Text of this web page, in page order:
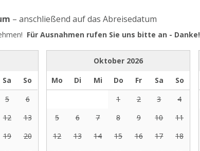
– anschließend auf das Abreisedatum
Für Ausnahmen rufen Sie uns bitte an - Danke!
Sa
So
5
6
12
13
19
20
Oktober 2026
Mo
Di Mi Do Fr Sa
So
1
2 3
4
5
6 7 8 9 10
11
12
13 14 15 16 17
18